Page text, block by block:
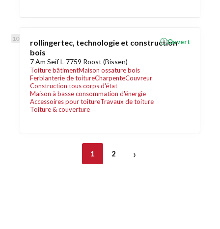
rollingertec, technologie et construction
bois
7 Am Seif L-7759 Roost (Bissen)
Toiture bâtimentMaison ossature bois
Ferblanterie de toitureCharpenteCouvreur
Construction tous corps d'état
Maison à basse consommation d'énergie
Accessoires pour toitureTravaux de toiture
Toiture & couverture
Ouvert
1 2 ›